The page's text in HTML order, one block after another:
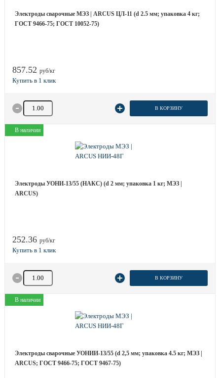
Электроды сварочные МЭЗ | ARCUS ЦЛ-11 (d 2.5 мм; упаковка 4 кг;
ГОСТ 9466-75; ГОСТ 10052-75)
857.52 руб/кг
Количество товара В КОРЗИНУ
В наличии
Электроды УОНИ-13/55 (НАКС) (d 2 мм; упаковка 1 кг; МЭЗ |
ARCUS)
252.36 руб/кг
Количество товара В КОРЗИНУ
В наличии
Электроды сварочные УОНИИ-13/55 (d 2,5 мм; упаковка 4.5 кг; МЭЗ |
ARCUS; ГОСТ 9466-75; ГОСТ 9467-75)